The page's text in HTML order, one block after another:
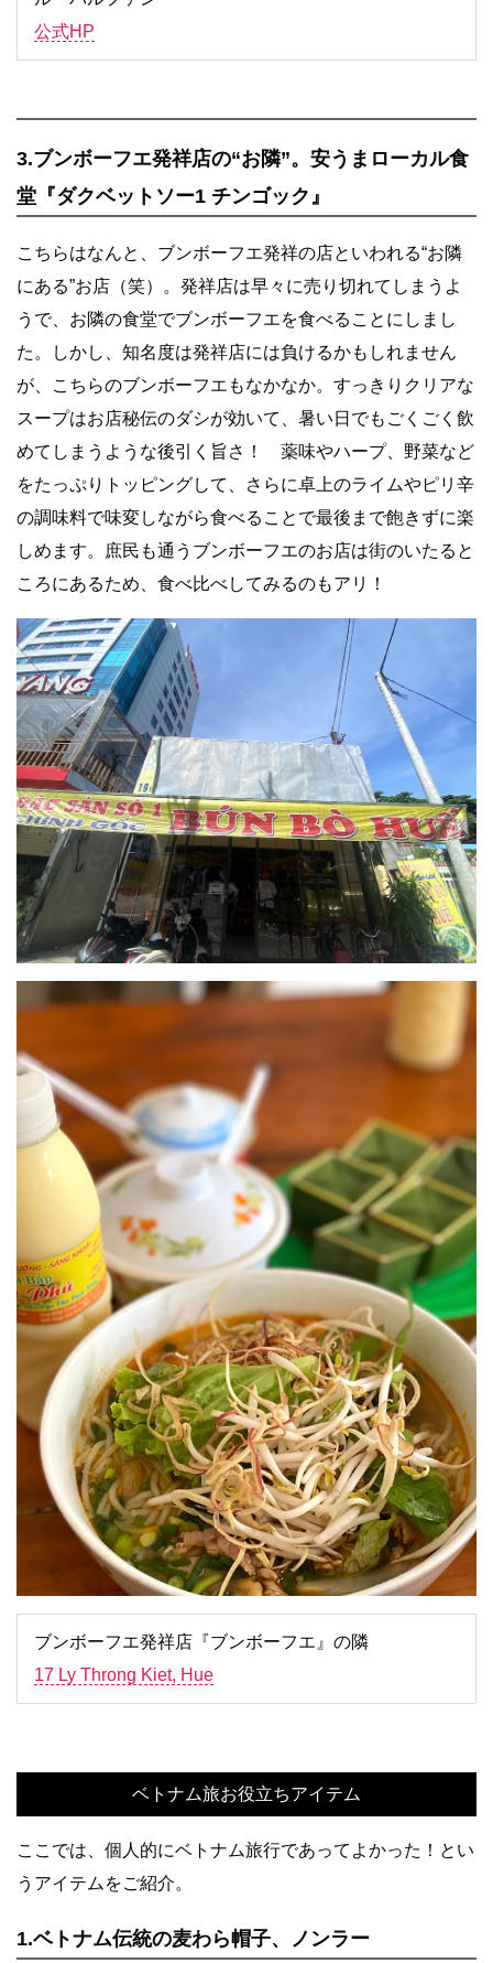
公式HP
3.ブンボーフエ発祥店の“お隣”。安うまローカル食
堂『ダクベットソー1 チンゴック』
こちらはなんと、ブンボーフエ発祥の店といわれる“お隣
にある”お店（笑）。発祥店は早々に売り切れてしまうよ
うで、お隣の食堂でブンボーフエを食べることにしまし
た。しかし、知名度は発祥店には負けるかもしれません
が、こちらのブンボーフエもなかなか。すっきりクリアな
スープはお店秘伝のダシが効いて、暑い日でもごくごく飲
めてしまうような後引く旨さ！ 薬味やハープ、野菜など
をたっぷりトッピングして、さらに卓上のライムやピリ辛
の調味料で味変しながら食べることで最後まで飽きずに楽
しめます。庶民も通うブンボーフエのお店は街のいたると
ころにあるため、食べ比べしてみるのもアリ！
ブンボーフエ発祥店『ブンボーフエ』の隣
17 Ly Throng Kiet, Hue
ベトナム旅お役立ちアイテム
ここでは、個人的にベトナム旅行であってよかった！とい
うアイテムをご紹介。
1.ベトナム伝統の麦わら帽子、ノンラー